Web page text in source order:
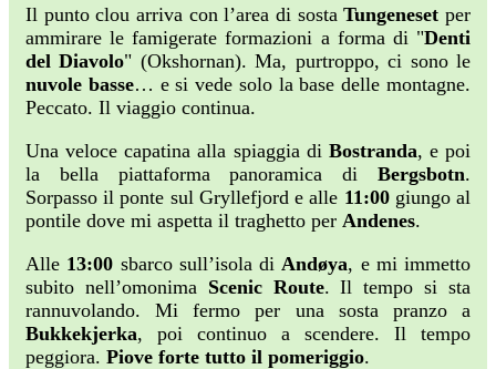
Il punto clou arriva con l’area di sostaTungeneset per
ammirare le famigerate formazioni a forma di "Denti
del Diavolo" (Okshornan). Ma, purtroppo, ci sono le
nuvole basse… e si vede solo la base delle montagne.
Peccato. Il viaggio continua.
Una veloce capatina alla spiaggia di Bostranda, e poi
la bella piattaforma panoramica di Bergsbotn.
Sorpasso il ponte sul Gryllefjord e alle 11:00giungo al
pontile dove mi aspetta il traghetto per Andenes.
Alle 13:00 sbarco sull’isola di Andøya, e mi immetto
subito nell’omonima Scenic Route. Il tempo si sta
rannuvolando. Mi fermo per una sosta pranzo a
Bukkekjerka, poi continuo a scendere. Il tempo
peggiora. Piove forte tutto il pomeriggio.